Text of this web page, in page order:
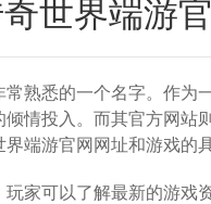
世界端游
熟悉的一个名字。作为
情投入。而其官方网
端游官网网址和游戏的具
家可以了解最新的游戏